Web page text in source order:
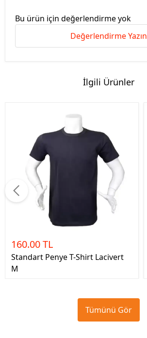
Bu ürün için değerlendirme yok
Değerlendirme Yazın
İlgili Ürünler
160.00 TL
Standart Penye T-Shirt Lacivert
M
Tümünü Gör